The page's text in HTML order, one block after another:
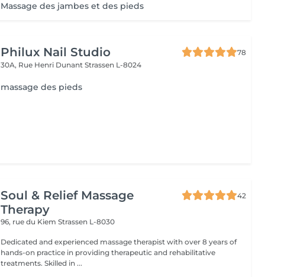
Massage des jambes et des pieds
Philux Nail Studio
78
30A, Rue Henri DunantStrassen L-8024
massage des pieds
Soul & Relief Massage
Therapy
42
96, rue du KiemStrassen L-8030
Dedicated and experienced massage therapist with over 8 years of
hands-on practice in providing therapeutic and rehabilitative
treatments. Skilled in ...